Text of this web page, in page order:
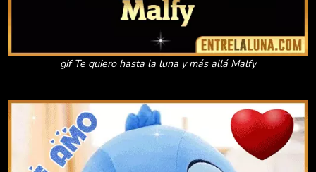
gif Te quiero hasta la luna y más allá Malfy